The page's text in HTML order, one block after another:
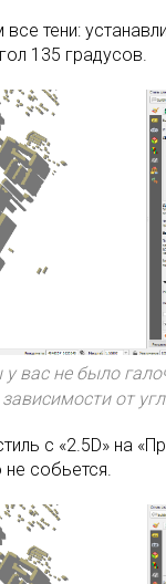
тени:
135 градусов.
вас не было
от
с «2.5D» на
собьется.